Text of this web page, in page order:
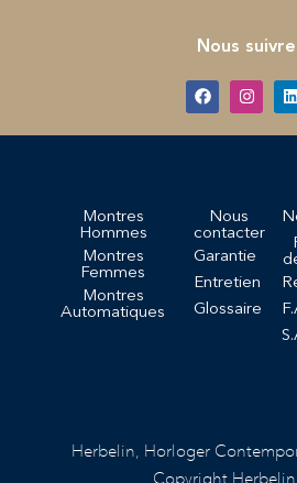
Nous suivre
Montres
Hommes
Montres
Femmes
Montres
Automatiques
Nous
contacter
Garantie
Entretien
Glossaire
Herbelin, Horloger
Copyright Herbelin